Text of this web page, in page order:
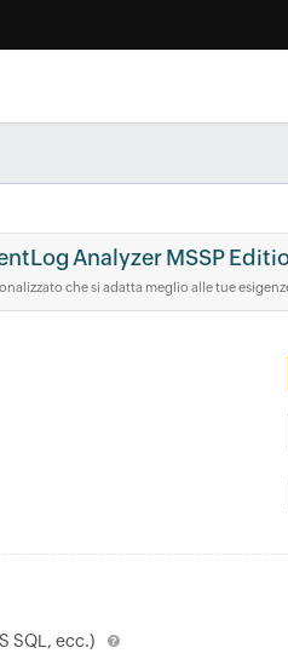
Analyzer MSSP
che si adatta meglio alle tue
SQL, ecc.)